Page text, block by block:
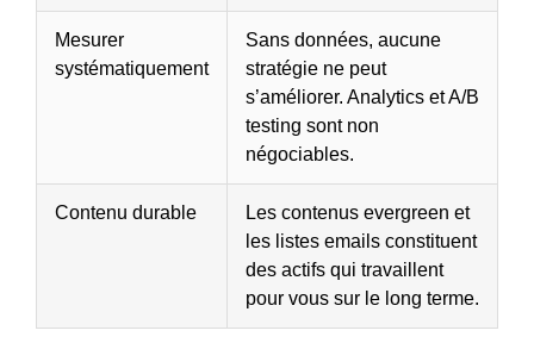
Mesurer
systématiquement
Sans données, aucune
stratégie ne peut
s’améliorer. Analytics et A/B
testing sont non
négociables.
Contenu durable
Les contenus evergreen et
les listes emails constituent
des actifs qui travaillent
pour vous sur le long terme.